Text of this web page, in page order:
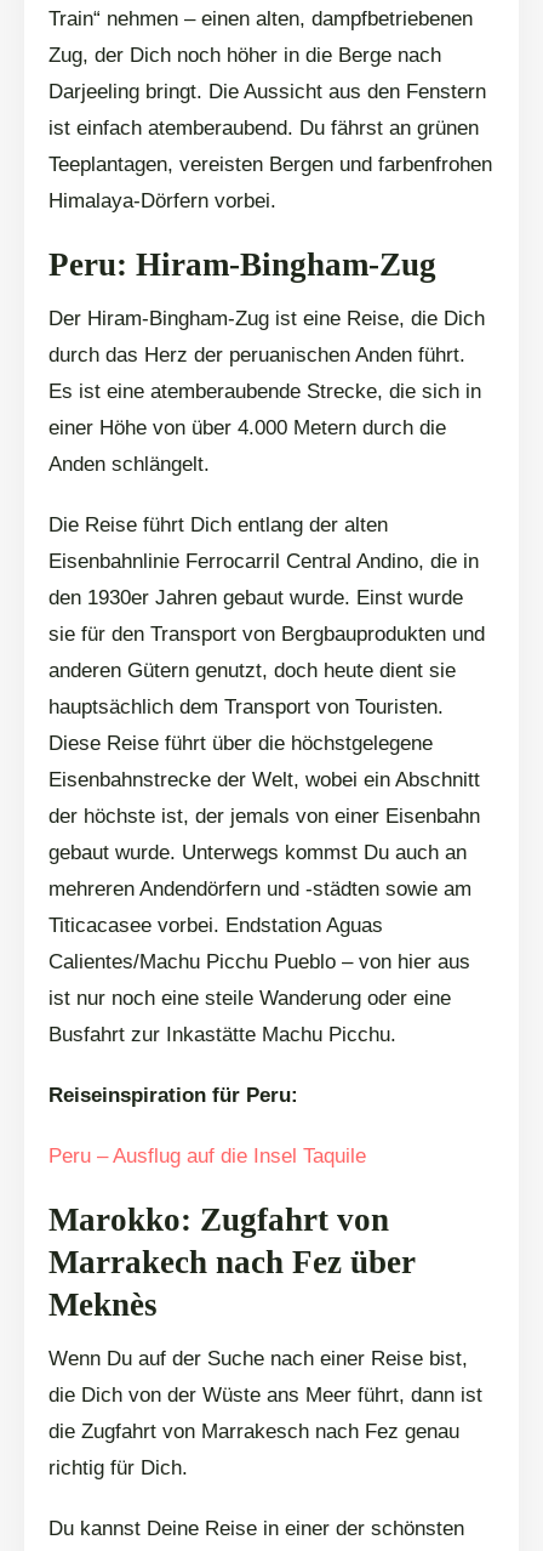
Train“ nehmen – einen alten, dampfbetriebenen
Zug, der Dich noch höher in die Berge nach
Darjeeling bringt. Die Aussicht aus den Fenstern
ist einfach atemberaubend. Du fährst an grünen
Teeplantagen, vereisten Bergen und farbenfrohen
Himalaya-Dörfern vorbei.
Peru: Hiram-Bingham-Zug
Der Hiram-Bingham-Zug ist eine Reise, die Dich
durch das Herz der peruanischen Anden führt.
Es ist eine atemberaubende Strecke, die sich in
einer Höhe von über 4.000 Metern durch die
Anden schlängelt.
Die Reise führt Dich entlang der alten
Eisenbahnlinie Ferrocarril Central Andino, die in
den 1930er Jahren gebaut wurde. Einst wurde
sie für den Transport von Bergbauprodukten und
anderen Gütern genutzt, doch heute dient sie
hauptsächlich dem Transport von Touristen.
Diese Reise führt über die höchstgelegene
Eisenbahnstrecke der Welt, wobei ein Abschnitt
der höchste ist, der jemals von einer Eisenbahn
gebaut wurde. Unterwegs kommst Du auch an
mehreren Andendörfern und -städten sowie am
Titicacasee vorbei. Endstation Aguas
Calientes/Machu Picchu Pueblo – von hier aus
ist nur noch eine steile Wanderung oder eine
Busfahrt zur Inkastätte Machu Picchu.
Reiseinspiration für Peru:
Peru – Ausflug auf die Insel Taquile
Marokko: Zugfahrt von
Marrakech nach Fez über
Meknès
Wenn Du auf der Suche nach einer Reise bist,
die Dich von der Wüste ans Meer führt, dann ist
die Zugfahrt von Marrakesch nach Fez genau
richtig für Dich.
Du kannst Deine Reise in einer der schönsten